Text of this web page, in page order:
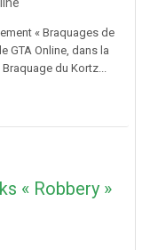
« Braquages de
GTA Online, dans la
du Kortz...
« Robbery »